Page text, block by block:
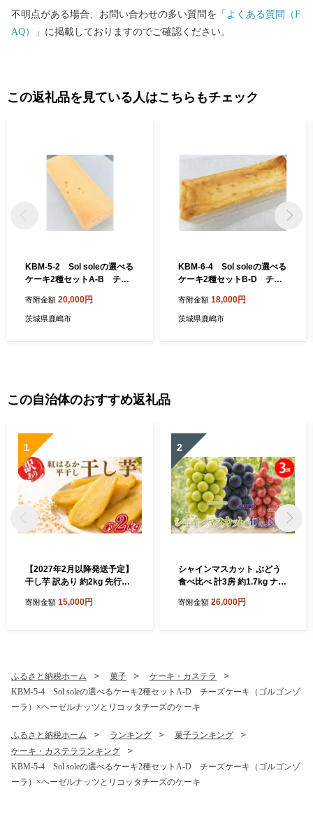
へお問い合わせください。 鹿嶋市ふるさと納税事務局 （運営：一
不明点がある場合、お問い合わせの多い質問を 「よくある質問（F
AQ）」 に掲載しておりますのでご確認ください。
この返礼品を見ている人はこちらもチェック
KBM-5-2 Sol soleの選べる
ケーキ2種セットA-B チー
ゼルナッツとリコッタチーズ
のケーキ
寄附金額 20,000円
茨城県鹿嶋市
KBM-6-4 Sol soleの選べる
ケーキ2種セットB-D チー
×キャラメルバナナ
寄附金額 18,000円
茨城県鹿嶋市
この自治体のおすすめ返礼品
1
【2027年2月以降発送予定】
干し芋 訳あり 約2kg 先行予
干し芋 干しいも さつまいも
しいものおにざわ 茨城県 鹿
嶋市
寄附金額 15,000円
2
シャインマスカット ぶどう
食べ比べ 計3房 約1.7kg ナガ
クイーンニーナ ぶどう 葡萄
u 国産 お取り寄せ ふるさと
納税 茨城県 鹿嶋市 【2026年
8月下旬より順次発送】
寄附金額 26,000円
ふるさと納税ホーム 菓子
ケーキ・カステラ
KBM-5-4 Sol soleの選べるケーキ2種セットA-D チーズケーキ（ゴルゴンゾ
ーラ）×ヘーゼルナッツとリコッタチーズのケーキ
ふるさと納税ホーム ランキング
菓子ランキング
ケーキ・カステラランキング
KBM-5-4 Sol soleの選べるケーキ2種セットA-D チーズケーキ（ゴルゴンゾ
ーラ）×ヘーゼルナッツとリコッタチーズのケーキ